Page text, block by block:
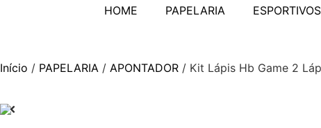
HOME PAPELARIA ESPORTIVOS
Início / PAPELARIA / APONTADOR / Kit Lápis Hb Game 2